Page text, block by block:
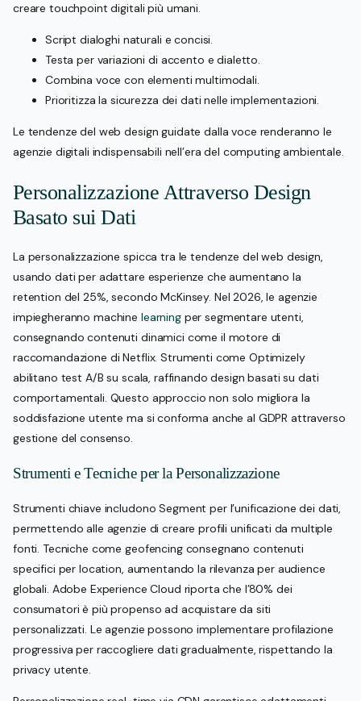
creare touchpoint digitali più umani.
Script dialoghi naturali e concisi.
Testa per variazioni di accento e dialetto.
Combina voce con elementi multimodali.
Prioritizza la sicurezza dei dati nelle implementazioni.
Le tendenze del web design guidate dalla voce renderanno le
agenzie digitali indispensabili nell’era del computing ambientale.
Personalizzazione Attraverso Design
Basato sui Dati
La personalizzazione spicca tra le tendenze del web design,
usando dati per adattare esperienze che aumentano la
retention del 25%, secondo McKinsey. Nel 2026, le agenzie
impiegheranno machine learningper segmentare utenti,
consegnando contenuti dinamici come il motore di
raccomandazione di Netflix. Strumenti come Optimizely
abilitano test A/B su scala, raffinando design basati su dati
comportamentali. Questo approccio non solo migliora la
soddisfazione utente ma si conforma anche al GDPR attraverso
gestione del consenso.
Strumenti e Tecniche per la Personalizzazione
Strumenti chiave includono Segment per l’unificazione dei dati,
permettendo alle agenzie di creare profili unificati da multiple
fonti. Tecniche come geofencing consegnano contenuti
specifici per location, aumentando la rilevanza per audience
globali. Adobe Experience Cloud riporta che l’80% dei
consumatori è più propenso ad acquistare da siti
personalizzati. Le agenzie possono implementare profilazione
progressiva per raccogliere dati gradualmente, rispettando la
privacy utente.